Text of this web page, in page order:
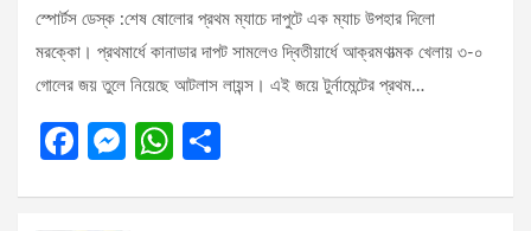
স্পোর্টস ডেস্ক :শেষ ষোলোর প্রথম ম্যাচে দাপুটে এক ম্যাচ উপহার দিলো
মরক্কো। প্রথমার্ধে কানাডার দাপট সামলেও দ্বিতীয়ার্ধে আক্রমণাত্মক খেলায় ৩-০
গোলের জয় তুলে নিয়েছে আটলাস লায়ন্স। এই জয়ে টুর্নামেন্টের প্রথম…
F
M W